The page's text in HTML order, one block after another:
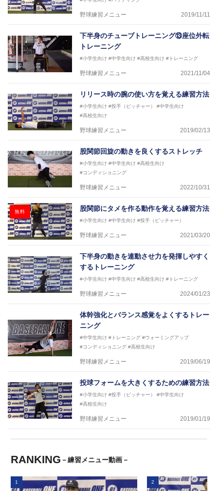
野球練習メニュー 2019/11/11
下半身のチューブトレーニング⑬座位外転
トレーニング
#小学生向け #中学生向け #高校生向け #トレーニング
野球練習メニュー 2021/11/04
リリース時の腕の使い方を覚える練習方法
#小学生向け #投手（ピッチャー）
#中学生向け
#高校生向け
野球練習メニュー 2019/02/13
股関節回旋の動きを良くするストレッチ
#小学生向け #中学生向け #高校生向け
#コンディショニング
野球練習メニュー 2022/10/31
無料 股関節にタメを作る動作を覚える練習方法
#小学生向け #中学生向け #投手（ピッチャー）
野球練習メニュー 2021/03/20
下半身の動きを連動させ力を発揮しやすく
するトレーニング
#小学生向け #中学生向け #高校生向け #トレーニング
野球練習メニュー 2024/01/23
体幹強化とバランス感覚をよくするトレー
ニング
#中学生向け #トレーニング #ウォーミングアップ
#コンディショニング #高校生向け
野球練習メニュー 2019/06/19
投球フォームを大きくするための練習方法
#小学生向け #投手（ピッチャー）
#中学生向け
#高校生向け
野球練習メニュー 2019/01/19
RANKING －練習メニュー動画－
1 2